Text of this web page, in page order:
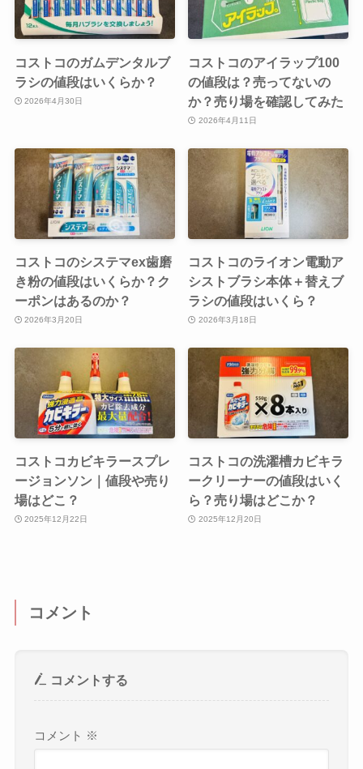
コストコのガムデンタルブ
ラシの値段はいくらか？
2026年4月30日
コストコのアイラップ100
の値段は？売ってないの
か？売り場を確認してみた
2026年4月11日
コストコのシステマex歯磨
き粉の値段はいくらか？ク
ーポンはあるのか？
2026年3月20日
コストコのライオン電動ア
シストブラシ本体＋替えブ
ラシの値段はいくら？
2026年3月18日
コストコカビキラースプレ
ージョンソン｜値段や売り
場はどこ？
2025年12月22日
コストコの洗濯槽カビキラ
ークリーナーの値段はいく
ら？売り場はどこか？
2025年12月20日
コメント
コメントする
コメント ※